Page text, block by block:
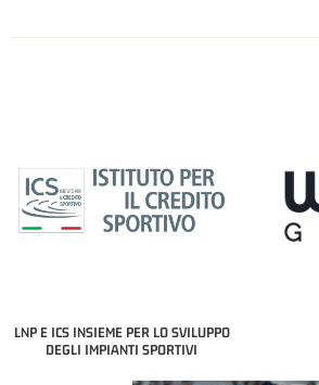
LNP E ICS INSIEME PER LO SVILUPPO
DEGLI IMPIANTI SPORTIVI